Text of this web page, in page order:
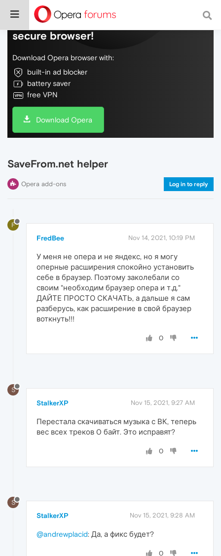
Do more on the web, with a fast and
secure browser!
Download Opera browser with:
built-in ad blocker
battery saver
free VPN
Download Opera
SaveFrom.net helper
Opera add-ons Log in to reply
F
FredBee Nov 14, 2021, 10:19 PM
У меня не опера и не яндекс, но я могу
оперные расширения спокойно установить
себе в браузер. Поэтому заколебали со
своим "необходим браузер опера и т.д."
ДАЙТЕ ПРОСТО СКАЧАТЬ, а дальше я сам
разберусь, как расширение в свой браузер
воткнуть!!!
0
S
StalkerXP Nov 15, 2021, 9:27 AM
Перестала скачиваться музыка с ВК, теперь
вес всех треков 0 байт. Это исправят?
0
S
StalkerXP Nov 15, 2021, 9:28 AM
@andrewplacid: Да, а фикс будет?
0